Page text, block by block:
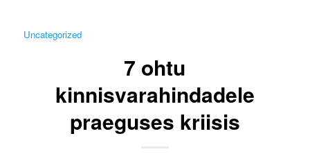
Uncategorized
7 ohtu
kinnisvarahindadele
praeguses kriisis